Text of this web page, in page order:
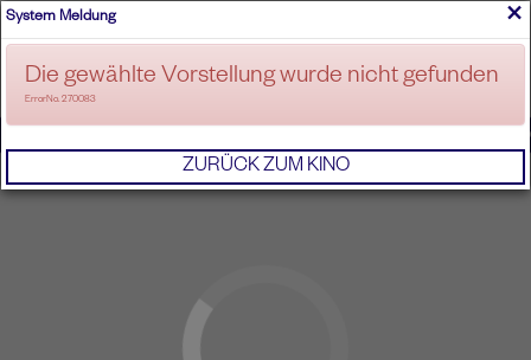
ANMELDEN
×
System Meldung
Die gewählte Vorstellung wurde nicht gefunden
ErrorNo. 270083
ZURÜCK ZUM KINO